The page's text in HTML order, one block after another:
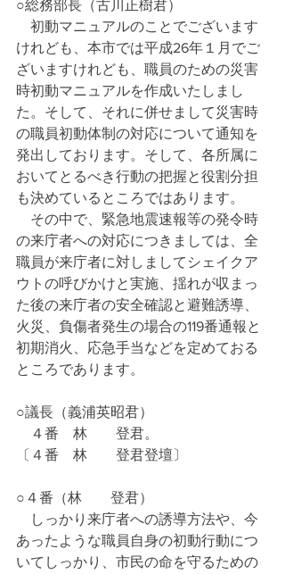
○総務部長（古川正樹君）
初動マニュアルのことでございます
けれども、本市では平成26年１月でご
ざいますけれども、職員のための災害
時初動マニュアルを作成いたしまし
た。そして、それに併せまして災害時
の職員初動体制の対応について通知を
発出しております。そして、各所属に
おいてとるべき行動の把握と役割分担
も決めているところではあります。
その中で、緊急地震速報等の発令時
の来庁者への対応につきましては、全
職員が来庁者に対しましてシェイクア
ウトの呼びかけと実施、揺れが収まっ
た後の来庁者の安全確認と避難誘導、
火災、負傷者発生の場合の119番通報と
初期消火、応急手当などを定めておる
ところであります。
○議長（義浦英昭君）
４番　林　　登君。
〔４番　林　　登君登壇〕
○４番（林　　登君）
しっかり来庁者への誘導方法や、今
あったような職員自身の初動行動につ
いてしっかり、市民の命を守るための